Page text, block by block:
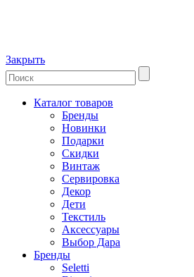
Закрыть
Каталог товаров
Бренды
Новинки
Подарки
Скидки
Винтаж
Сервировка
Декор
Дети
Текстиль
Аксессуары
Выбор Дара
Бренды
Seletti